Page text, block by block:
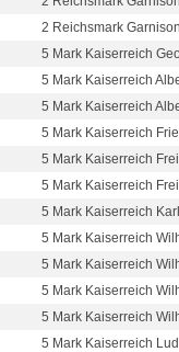
2 Reichsmark
5 Mark Kaiserreich
5 Mark Kaiserreich
5 Mark Kaiserreich
5 Mark Kaiserreich
5 Mark Kaiserreich
5 Mark Kaiserreich
5 Mark Kaiserreich
5 Mark Kaiserreich
5 Mark Kaiserreich
5 Mark Kaiserreich
5 Mark Kaiserreich
5 Mark Kaiserreich